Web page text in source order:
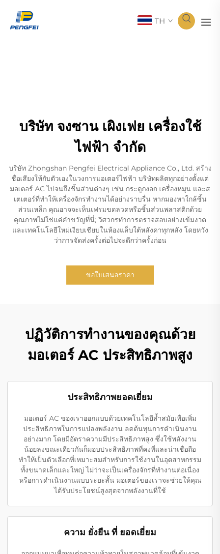
TH
บริษัท จงซาน เผิงเฟย เครื่องใช้
ไฟฟ้า จำกัด
บริษัท Zhongshan Pengfei Electrical Appliance Co., Ltd. สร้าง
ชื่อเสียงให้กับตัวเองในวงการมอเตอร์ไฟฟ้า บริษัทผลิตทุกอย่างตั้งแต่
มอเตอร์ AC ไปจนถึงชิ้นส่วนต่างๆ เช่น กระดูกงอก เครื่องหมุน และส
เตเตอร์ที่ทำให้เครื่องจักรทำงานได้อย่างราบรื่น หากมองหาใกล้ชิ้น
ส่วนเหล็ก คุณอาจจะเห็นเฟรมขดลวดหรือชิ้นส่วนพลาสติกด้วย
คุณภาพไม่ใช่แค่คำขวัญที่นี่; วิศวกรทำการตรวจสอบอย่างเข้มงวด
และเทคโนโลยีใหม่เงียบเชียบในห้องแล็บใต้หลังคาทุกหลัง โดยหวัง
ว่าการจัดส่งครั้งต่อไปจะดีกว่าครั้งก่อน
ขอใบเสนอราคา
ปฏิวัติการทำงานของคุณด้วย
มอเตอร์ AC ประสิทธิภาพสูง
ประสิทธิภาพยอดเยี่ยม
มอเตอร์ AC ของเราออกแบบด้วยเทคโนโลยีล้ำสมัยเพื่อเพิ่ม
ประสิทธิภาพในการแปลงพลังงาน ลดต้นทุนการดำเนินงาน
อย่างมาก โดยมีอัตราความมีประสิทธิภาพสูง ซึ่งใช้พลังงาน
น้อยลงขณะเดียวกันก็มอบประสิทธิภาพที่คงที่และน่าเชื่อถือ
ทำให้เป็นตัวเลือกที่เหมาะสมสำหรับการใช้งานในอุตสาหกรรม
ทั้งขนาดเล็กและใหญ่ ไม่ว่าจะเป็นเครื่องจักรที่ทำงานต่อเนื่อง
หรือการดำเนินงานแบบระยะสั้น มอเตอร์ของเราจะช่วยให้คุณ
ได้รับประโยชน์สูงสุดจากพลังงานที่ใช้
ความ ยั่งยืน ที่ ยอดเยี่ยม